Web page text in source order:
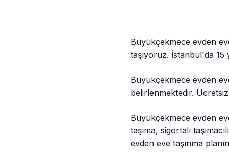
Büyükçekmece evden
taşıyoruz. İstanbul'da 15
Büyükçekmece evden
belirlenmektedir.
Büyükçekmece evden
taşıma, sigortalı
evden eve taşınma